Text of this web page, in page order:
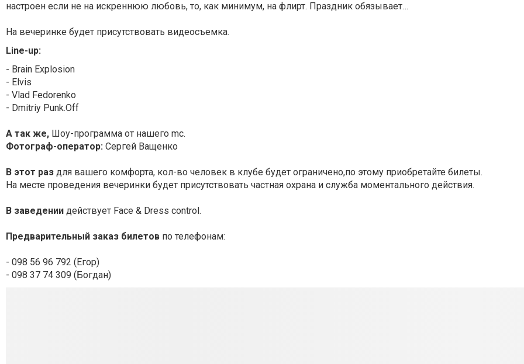
настроен если не на искреннюю любовь, то, как минимум, на флирт. Праздник обязывает…
На вечеринке будет присутствовать видеосъемка.
Line-up:
- Brain Explosion
- Elvis
- Vlad Fedorenko
- Dmitriy Punk.Off
А так же, Шоу-программа от нашего mc.
Фотограф-оператор: Сергей Ващенко
В этот раз для вашего комфорта, кол-во человек в клубе будет ограничено,по этому приобретайте билеты.
На месте проведения вечеринки будет присутствовать частная охрана и служба моментального действия.
В заведении действует Face & Dress control.
Предварительный заказ билетов по телефонам:
- 098 56 96 792 (Егор)
- 098 37 74 309 (Богдан)